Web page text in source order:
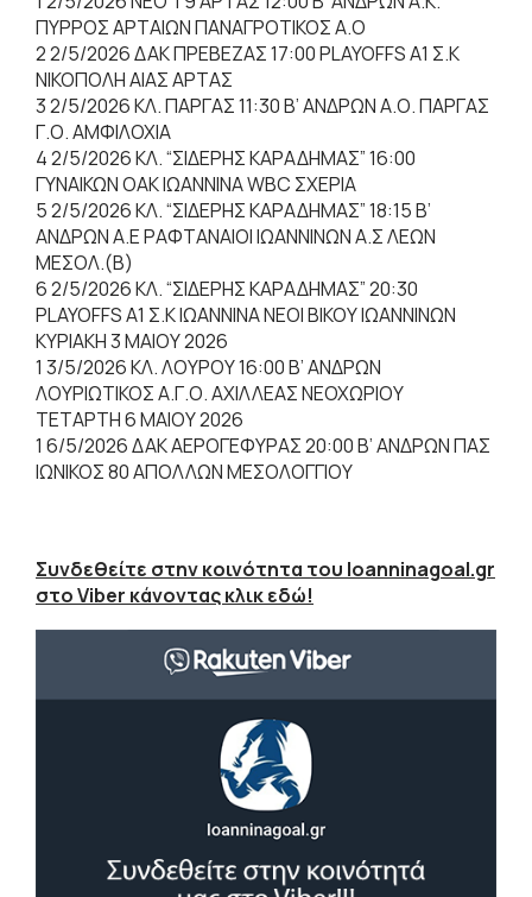
ΠΥΡΡΟΣ ΑΡΤΑΙΩΝ ΠΑΝΑΓΡΟΤΙΚΟΣ Α.Ο
2 2/5/2026 ΔΑΚ ΠΡΕΒΕΖΑΣ 17:00 PLAYOFFS Α1 Σ.Κ
ΝΙΚΟΠΟΛΗ ΑΙΑΣ ΑΡΤΑΣ
3 2/5/2026 ΚΛ. ΠΑΡΓΑΣ 11:30 Β’ ΑΝΔΡΩΝ Α.Ο. ΠΑΡΓΑΣ
Γ.Ο. ΑΜΦΙΛΟΧΙΑ
4 2/5/2026 ΚΛ. “ΣΙΔΕΡΗΣ ΚΑΡΑΔΗΜΑΣ” 16:00
ΓΥΝΑΙΚΩΝ ΟΑΚ ΙΩΑΝΝΙΝΑ WBC ΣΧΕΡΙΑ
5 2/5/2026 ΚΛ. “ΣΙΔΕΡΗΣ ΚΑΡΑΔΗΜΑΣ” 18:15 Β’
ΑΝΔΡΩΝ Α.Ε ΡΑΦΤΑΝΑΙΟΙ ΙΩΑΝΝΙΝΩΝ Α.Σ ΛΕΩΝ
ΜΕΣΟΛ.(Β)
6 2/5/2026 ΚΛ. “ΣΙΔΕΡΗΣ ΚΑΡΑΔΗΜΑΣ” 20:30
PLAYOFFS A1 Σ.Κ ΙΩΑΝΝΙΝΑ ΝΕΟΙ ΒΙΚΟΥ ΙΩΑΝΝΙΝΩΝ
ΚΥΡΙΑΚΗ 3 ΜΑΙΟΥ 2026
1 3/5/2026 ΚΛ. ΛΟΥΡΟΥ 16:00 Β’ ΑΝΔΡΩΝ
ΛΟΥΡΙΩΤΙΚΟΣ Α.Γ.Ο. ΑΧΙΛΛΕΑΣ ΝΕΟΧΩΡΙΟΥ
ΤΕΤΑΡΤΗ 6 ΜΑΙΟΥ 2026
1 6/5/2026 ΔΑΚ ΑΕΡΟΓΕΦΥΡΑΣ 20:00 Β’ ΑΝΔΡΩΝ ΠΑΣ
ΙΩΝΙΚΟΣ 80 ΑΠΟΛΛΩΝ ΜΕΣΟΛΟΓΓΙΟΥ
Συνδεθείτε στην κοινότητα του Ioanninagoal.gr
στο Viber κάνοντας κλικ εδώ!